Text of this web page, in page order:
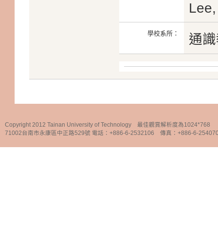
學校系所： 通
Copyright 2012 Tainan University of Technology 最佳觀賞解析度為1024*768
71002台南市永康區中正路529號 電話：+886-6-2532106 傳真：+886-6-